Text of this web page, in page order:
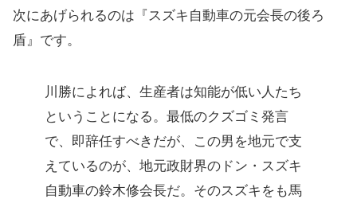
次にあげられるのは『スズキ自動車の元会長の後ろ
盾』です。
川勝によれば、生産者は知能が低い人たち
ということになる。最低のクズゴミ発言
で、即辞任すべきだが、この男を地元で支
えているのが、地元政財界のドン・スズキ
自動車の鈴木修会長だ。そのスズキをも馬